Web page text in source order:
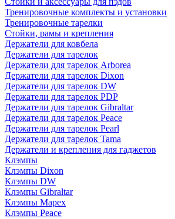
Тренировочные комплекты и установки
Тренировочные тарелки
Стойки, рамы и крепления
Держатели для ковбела
Держатели для тарелок
Держатели для тарелок Arborea
Держатели для тарелок Dixon
Держатели для тарелок DW
Держатели для тарелок PDP
Держатели для тарелок Gibraltar
Держатели для тарелок Peace
Держатели для тарелок Pearl
Держатели для тарелок Tama
Держатели и крепления для гаджетов
Клэмпы
Клэмпы Dixon
Клэмпы DW
Клэмпы Gibraltar
Клэмпы Mapex
Клэмпы Peace